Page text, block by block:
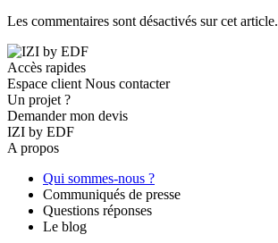
Les commentaires sont désactivés sur cet article.
Accès rapides
Espace client Nous contacter
Un projet ?
Demander mon devis
IZI by EDF
A propos
Qui sommes-nous ?
Communiqués de presse
Questions réponses
Le blog